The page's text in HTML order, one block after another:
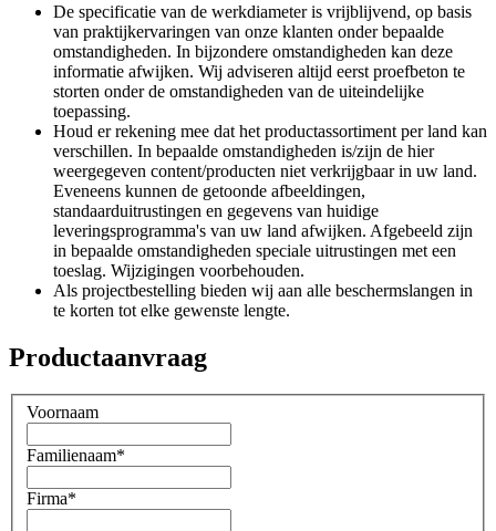
De specificatie van de werkdiameter is vrijblijvend, op basis
van praktijkervaringen van onze klanten onder bepaalde
omstandigheden. In bijzondere omstandigheden kan deze
informatie afwijken. Wij adviseren altijd eerst proefbeton te
storten onder de omstandigheden van de uiteindelijke
toepassing.
Houd er rekening mee dat het productassortiment per land kan
verschillen. In bepaalde omstandigheden is/zijn de hier
weergegeven content/producten niet verkrijgbaar in uw land.
Eveneens kunnen de getoonde afbeeldingen,
standaarduitrustingen en gegevens van huidige
leveringsprogramma's van uw land afwijken. Afgebeeld zijn
in bepaalde omstandigheden speciale uitrustingen met een
toeslag. Wijzigingen voorbehouden.
Als projectbestelling bieden wij aan alle beschermslangen in
te korten tot elke gewenste lengte.
Productaanvraag
Voornaam
Familienaam*
Firma*